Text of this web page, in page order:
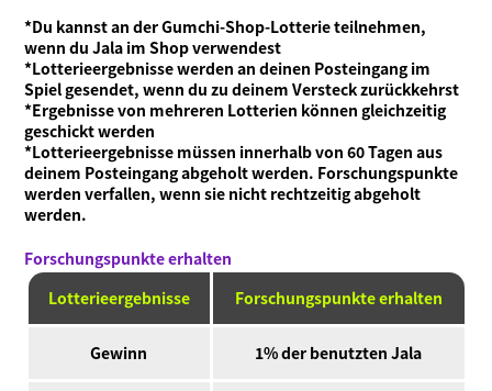
*Du kannst an der Gumchi-Shop-Lotterie teilnehmen,
wenn du Jala im Shop verwendest
*Lotterieergebnisse werden an deinen Posteingang im
Spiel gesendet, wenn du zu deinem Versteck zurückkehrst
*Ergebnisse von mehreren Lotterien können gleichzeitig
geschickt werden
*Lotterieergebnisse müssen innerhalb von 60 Tagen aus
deinem Posteingang abgeholt werden. Forschungspunkte
werden verfallen, wenn sie nicht rechtzeitig abgeholt
werden.
Forschungspunkte erhalten
Lotterieergebnisse
Forschungspunkte erhalten
Gewinn 1% der benutzten Jala